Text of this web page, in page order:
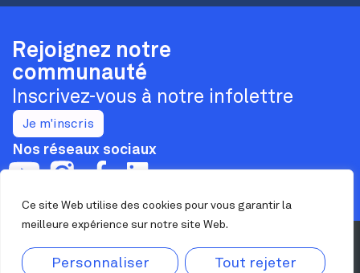
Ce site Web utilise des cookies pour vous garantir la
meilleure expérience sur notre site Web.
Personnaliser Tout rejeter
Rejoignez notre
communauté
Inscrivez-vous à notre infolettre
Je m'inscris
Nos réseaux sociaux
Confidentialité
Nous joindre